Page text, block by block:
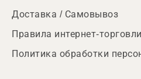
Доставка / Самовывоз
Правила интернет-торговли
Политика обработки